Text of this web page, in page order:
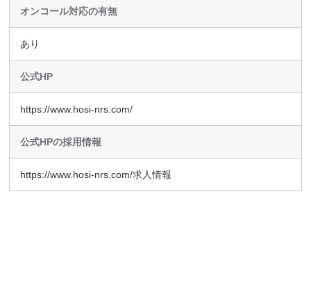
オンコール対応の有無
あり
公式HP
https://www.hosi-nrs.com/
公式HPの採用情報
https://www.hosi-nrs.com/求人情報